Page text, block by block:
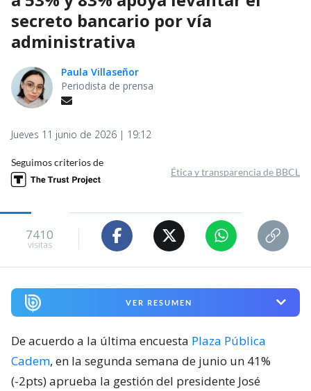
secreto bancario por vía
administrativa
Paula Villaseñor
Periodista de prensa
Jueves 11 junio de 2026 | 19:12
Seguimos criterios de
Ética y transparencia de BBCL
7410
visitas
VER RESUMEN
De acuerdo a la última encuesta Plaza Pública
Cadem, en la segunda semana de junio un 41%
(-2pts) aprueba la gestión del presidente José